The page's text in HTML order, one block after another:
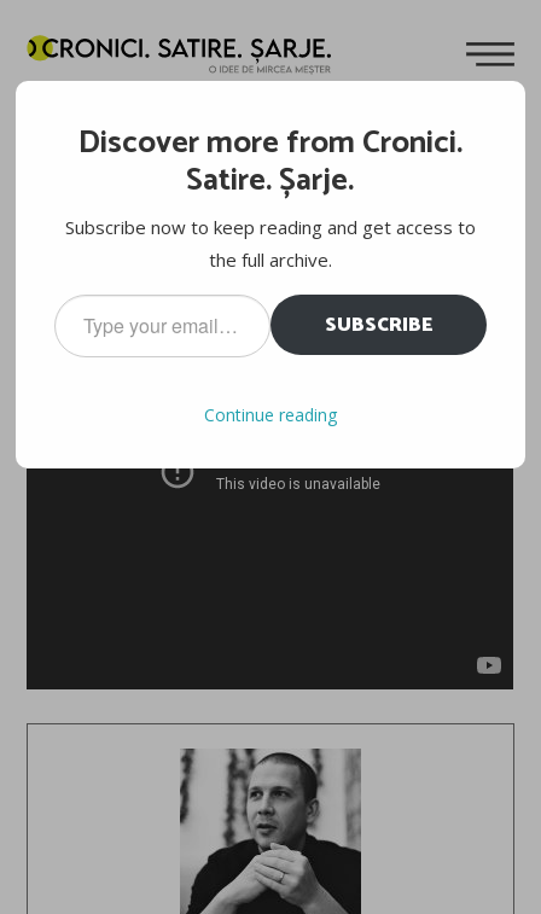
Cuvinte de Mircea Meșter 05.10.2011
Faceți cunoștință cuÜli Steck. Atât.
Discover more from Cronici.
Satire. Șarje.
Subscribe now to keep reading and get access to
the full archive.
Type
your
email…
SUBSCRIBE
Continue reading